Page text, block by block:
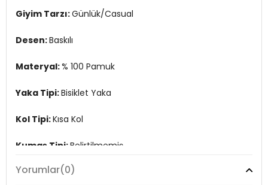
Kalıp Bilgisi: Regular Fit
3DE1L231716499.24
Giyim Tarzı:Günlük/Casual
Desen:Baskılı
Materyal:% 100 Pamuk
Yaka Tipi:Bisiklet Yaka
Kol Tipi:Kısa Kol
Kumaş Tipi:Belirtilmemiş
Boy:Standart
Yorumlar(0)